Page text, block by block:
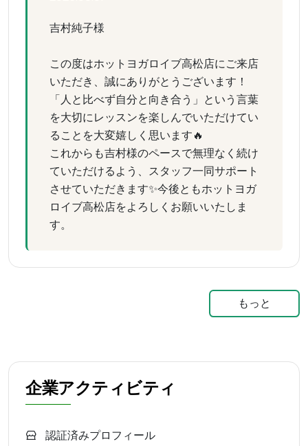
吉村純子様
この度はホットヨガロイブ高松店にご来店
いただき、誠にありがとうございます！
「人と比べず自分と向き合う」という言葉
を大切にレッスンを楽しんでいただけてい
ることを大変嬉しく思います🔥
これからも吉村様のペースで無理なく続け
ていただけるよう、スタッフ一同サポート
させていただきます✨今後ともホットヨガ
ロイブ高松店をよろしくお願いいたしま
す。
もっと
企業アクティビティ
認証済みプロフィール